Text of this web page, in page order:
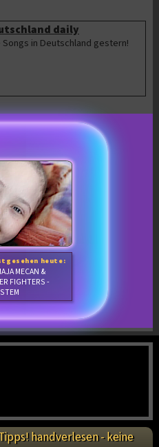
daily
in Deutschland gestern!
heute:
MECAN &
FIGHTERS -
handverlesen - keine